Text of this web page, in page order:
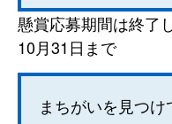
懸賞応募期間は終了
10月31日まで
まちがいを見つ